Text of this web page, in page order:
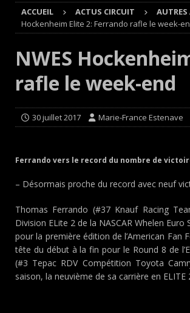
Cours
EDITO CIRCUIT
[ 4 août 2026 ] Autocross et
[ 3 août 2026 ] GT4 AKKODIS-
Buggyra
ACCUEIL ACTUS CIRCUIT AUTRES
Hockenheim Elite 2: Ferrando rafle le week-
NWES
rafle le week-end
30 juillet 2017 Marie-France Estenave
Ferrando vers le record du nombre de
– Désormais proche du record avec neuf
Thomas Ferrando (#37 Knauf Racing
Division ELite 2 de la NASCAR Whelen
pour la première édition de l’American Fan
tête du début à la fin pour le Round 8 de
(#3 Tepac RDV Compétition Toyota
saison, la neuvième de sa carrière en ELITE